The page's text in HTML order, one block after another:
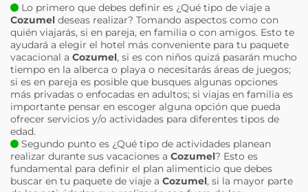
Lo primero que debes definir es ¿Qué tipo de viaje a
Cozumel deseas realizar? Tomando aspectos como con
quién viajarás, si en pareja, en familia o con amigos. Esto te
ayudará a elegir el hotel más conveniente para tu paquete
vacacional a Cozumel, si es con niños quizá pasarán mucho
tiempo en la alberca o playa o necesitarás áreas de juegos;
si es en pareja es posible que busques algunas opciones
más privadas o enfocadas en adultos; si viajas en familia es
importante pensar en escoger alguna opción que pueda
ofrecer servicios y/o actividades para diferentes tipos de
edad.
Segundo punto es ¿Qué tipo de actividades planean
realizar durante sus vacaciones a Cozumel? Esto es
fundamental para definir el plan alimenticio que debes
buscar en tu paquete de viaje a Cozumel, si la mayor parte